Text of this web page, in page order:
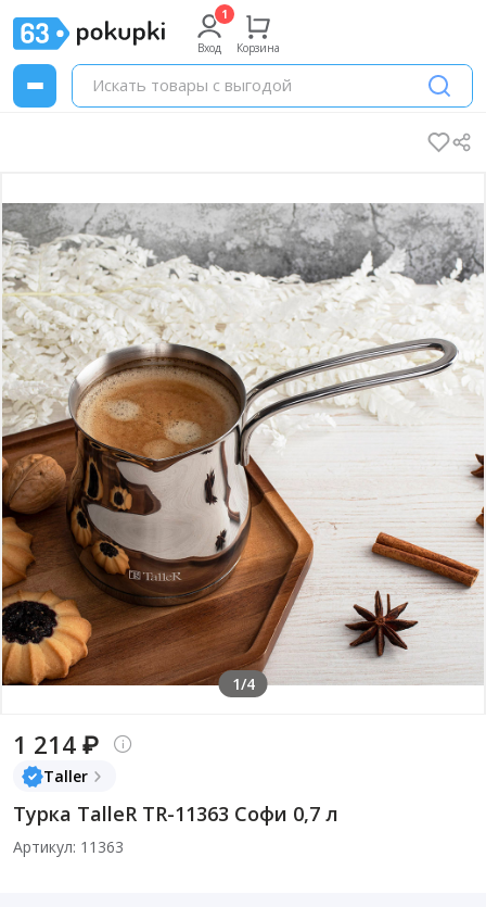
Вход Корзина
1/4
1 214 ₽
Taller
Турка TalleR TR-11363 Софи 0,7 л
Артикул: 11363